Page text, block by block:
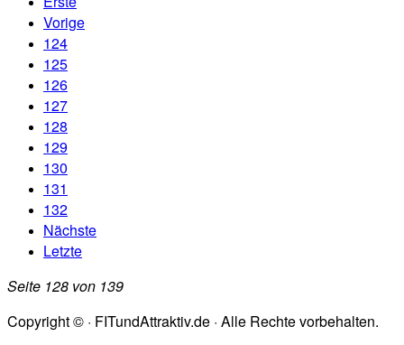
Vorige
124
125
126
127
128
129
130
131
132
Nächste
Letzte
Seite 128 von 139
Copyright © · FITundAttraktiv.de · Alle Rechte vorbehalten.